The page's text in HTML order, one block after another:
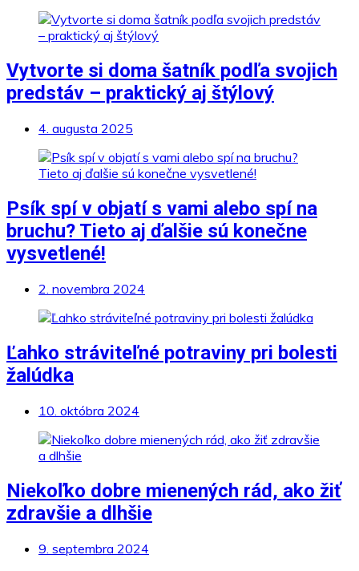
Vytvorte si doma šatník podľa svojich
predstáv – praktický aj štýlový
4. augusta 2025
Psík spí v objatí s vami alebo spí na
bruchu? Tieto aj ďalšie sú konečne
vysvetlené!
2. novembra 2024
Ľahko stráviteľné potraviny pri bolesti
žalúdka
10. októbra 2024
Niekoľko dobre mienených rád, ako žiť
zdravšie a dlhšie
9. septembra 2024